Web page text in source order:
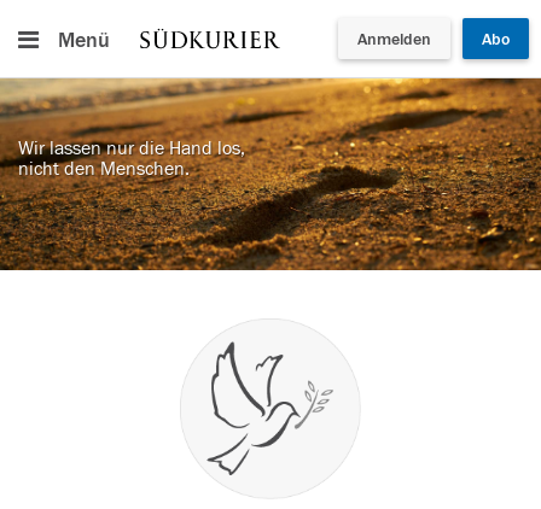
Menü Anmelden Abo
Wir lassen nur die Hand los,
nicht den Menschen.